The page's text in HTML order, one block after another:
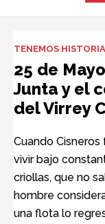
TENEMOS HISTORIA
25 de
Junta y el
del Virrey
Cuando
vivir bajo
criollas, que no
hombre
una flota lo